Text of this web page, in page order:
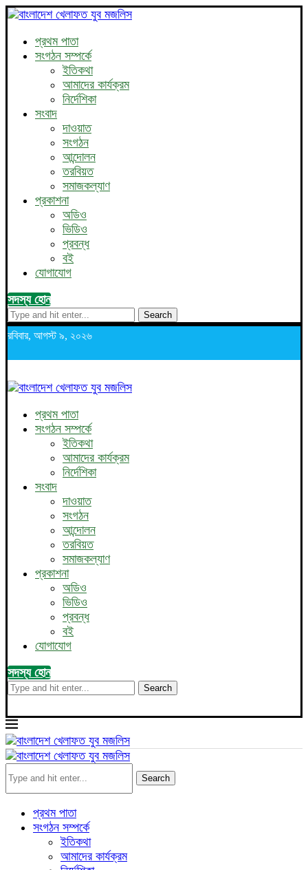
প্রথম পাতা
সংগঠন সম্পর্কে
ইতিকথা
আমাদের কার্যক্রম
নির্দেশিকা
সংবাদ
দাওয়াত
সংগঠন
আন্দোলন
তরবিয়ত
সমাজকল্যাণ
প্রকাশনা
অডিও
ভিডিও
প্রবন্ধ
বই
যোগাযোগ
সদস্য হোন
Search
রবিবার, আগস্ট ৯, ২০২৬
প্রথম পাতা
সংগঠন সম্পর্কে
ইতিকথা
আমাদের কার্যক্রম
নির্দেশিকা
সংবাদ
দাওয়াত
সংগঠন
আন্দোলন
তরবিয়ত
সমাজকল্যাণ
প্রকাশনা
অডিও
ভিডিও
প্রবন্ধ
বই
যোগাযোগ
সদস্য হোন
Search
Search
প্রথম পাতা
সংগঠন সম্পর্কে
ইতিকথা
আমাদের কার্যক্রম